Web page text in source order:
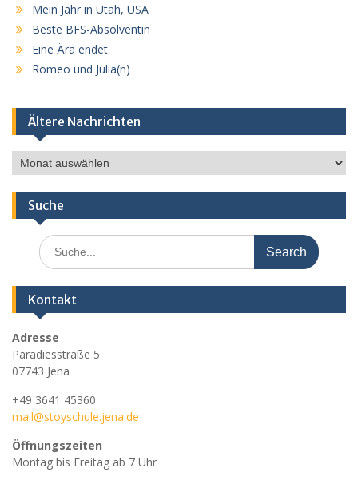
Mein Jahr in Utah, USA
Beste BFS-Absolventin
Eine Ära endet
Romeo und Julia(n)
Ältere Nachrichten
Ältere
Nachrichten
Suche
Search
for:
Kontakt
Adresse
Paradiesstraße 5
07743 Jena
+49 3641 45360
mail@stoyschule.jena.de
Öffnungszeiten
Montag bis Freitag ab 7 Uhr